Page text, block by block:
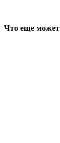
Что еще может